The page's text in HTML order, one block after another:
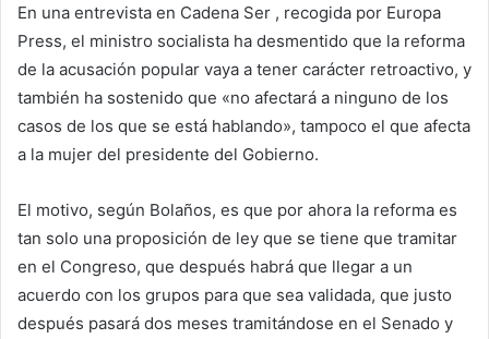
En una entrevista en Cadena Ser , recogida por Europa
Press, el ministro socialista ha desmentido que la reforma
de la acusación popular vaya a tener carácter retroactivo, y
también ha sostenido que «no afectará a ninguno de los
casos de los que se está hablando», tampoco el que afecta
a la mujer del presidente del Gobierno.
El motivo, según Bolaños, es que por ahora la reforma es
tan solo una proposición de ley que se tiene que tramitar
en el Congreso, que después habrá que llegar a un
acuerdo con los grupos para que sea validada, que justo
después pasará dos meses tramitándose en el Senado y